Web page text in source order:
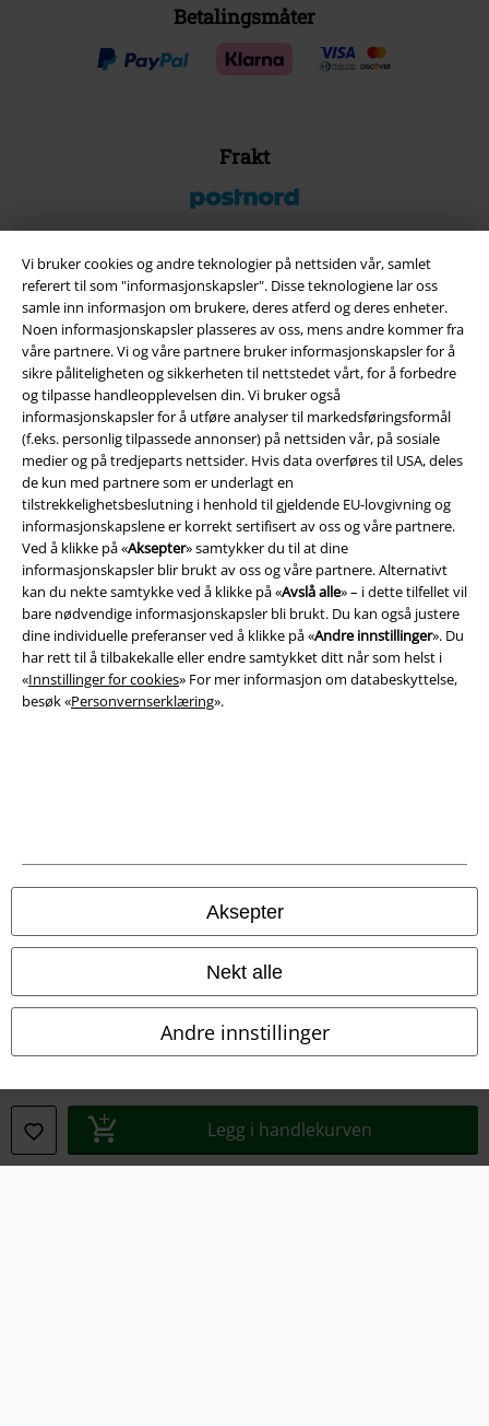
Vi bruker cookies og andre teknologier på nettsiden vår, samlet
referert til som "informasjonskapsler". Disse teknologiene lar oss
samle inn informasjon om brukere, deres atferd og deres enheter.
Noen informasjonskapsler plasseres av oss, mens andre kommer fra
våre partnere. Vi og våre partnere bruker informasjonskapsler for å
sikre påliteligheten og sikkerheten til nettstedet vårt, for å forbedre
og tilpasse handleopplevelsen din. Vi bruker også
informasjonskapsler for å utføre analyser til markedsføringsformål
(f.eks. personlig tilpassede annonser) på nettsiden vår, på sosiale
medier og på tredjeparts nettsider. Hvis data overføres til USA, deles
de kun med partnere som er underlagt en
tilstrekkelighetsbeslutning i henhold til gjeldende EU-lovgivning og
informasjonskapslene er korrekt sertifisert av oss og våre partnere.
Ved å klikke på «Aksepter» samtykker du til at dine
informasjonskapsler blir brukt av oss og våre partnere. Alternativt
kan du nekte samtykke ved å klikke på «Avslå alle» – i dette tilfellet vil
bare nødvendige informasjonskapsler bli brukt. Du kan også justere
dine individuelle preferanser ved å klikke på «Andre innstillinger». Du
har rett til å tilbakekalle eller endre samtykket ditt når som helst i
«Innstillinger for cookies» For mer informasjon om databeskyttelse,
besøk «Personvernserklæring».
Aksepter
Nekt alle
Andre innstillinger
Legg i handlekurven
Betalingsmåter
Frakt
EMP App
Her kan du laste ned EMPs nye app helt gratis og ta del i alle de nye
funksjonene og fordelene!
A Warner Music Group Company
Impressum
Konfidensialitetserklæring
Avfallshåndtering og miljøbeskyttelse
Angre bestilling